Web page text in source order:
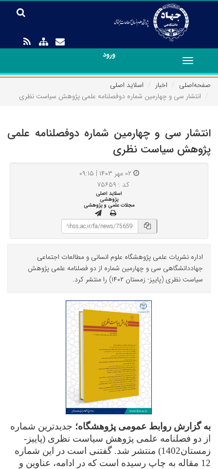
ورود
Toggle
navigation
صفحه‌اصلی
اخبار
اسلاید اصلی
انتشار سی و چهارمین شماره دوفصلنامه علمی پژوهش سیاست نظری
انتشار سی و چهارمین شماره دوفصلنامه علمی
پژوهش سیاست نظری
کد : ۷۵۶۵۹
اسلاید اصلی
پژوهشی
مجلات علمی و پژوهشی
اداره نشریات علمی پژوهشگاه علوم انسانی و مطالعات اجتماعی
جهاددانشگاهی سی و چهارمین شماره از دو فصلنامه علمی پژوهش
سیاست نظری (پاییز- زمستان ۱۴۰۲) را منتشر کرد.
به گزارش روابط عمومی پژوهشگاه؛ جدیدترین شماره
از دو فصلنامه علمی پژوهش سیاست نظری (پاییز-
زمستان1402) منتشر شد. گفتنی است در این شماره
12 مقاله به چاپ رسیده است که در ادامه، عناوین و